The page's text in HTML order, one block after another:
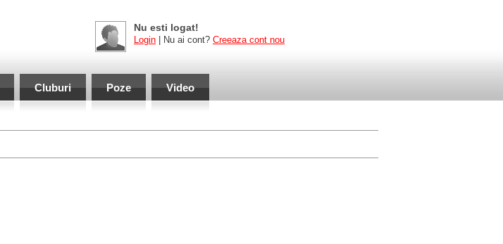
Nu esti logat!
Login | Nu ai cont? Creeaza cont nou
Cluburi Poze Video